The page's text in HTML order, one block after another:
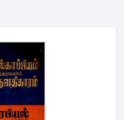
தொல்காப்பியம்
பொருளதிகாரம்